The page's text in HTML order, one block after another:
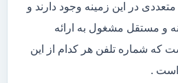
در این زمینه وجود دارند و
و مستقل مشغول به ارائه
که شماره تلفن هر کدام از این
است .